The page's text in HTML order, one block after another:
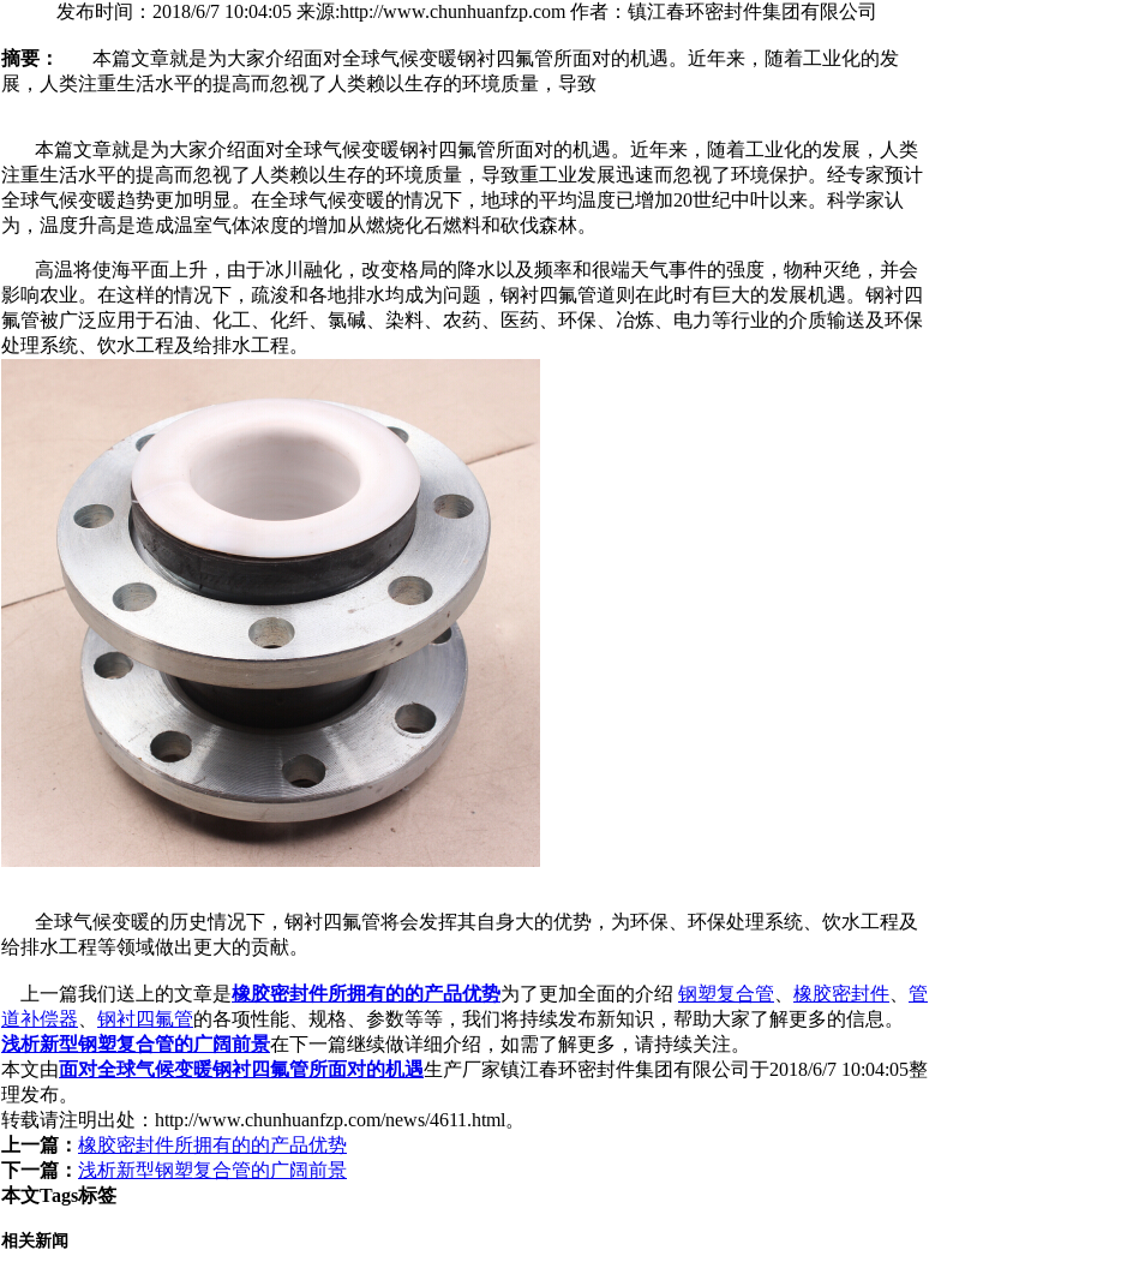
发布时间：2018/6/7 10:04:05 来源:http://www.chunhuanfzp.com 作者：镇江春环密封件集团有限公司
摘要：
本篇文章就是为大家介绍面对全球气候变暖钢衬四氟管所面对的机遇。近年来，随着工业化的发
展，人类注重生活水平的提高而忽视了人类赖以生存的环境质量，导致
本篇文章就是为大家介绍面对全球气候变暖钢衬四氟管所面对的机遇。近年来，随着工业化的发展，人类
注重生活水平的提高而忽视了人类赖以生存的环境质量，导致重工业发展迅速而忽视了环境保护。经专家预计
全球气候变暖趋势更加明显。在全球气候变暖的情况下，地球的平均温度已增加20世纪中叶以来。科学家认
为，温度升高是造成温室气体浓度的增加从燃烧化石燃料和砍伐森林。
高温将使海平面上升，由于冰川融化，改变格局的降水以及频率和很端天气事件的强度，物种灭绝，并会
影响农业。在这样的情况下，疏浚和各地排水均成为问题，钢衬四氟管道则在此时有巨大的发展机遇。钢衬四
氟管被广泛应用于石油、化工、化纤、氯碱、染料、农药、医药、环保、冶炼、电力等行业的介质输送及环保
处理系统、饮水工程及给排水工程。
全球气候变暖的历史情况下，钢衬四氟管将会发挥其自身大的优势，为环保、环保处理系统、饮水工程及
给排水工程等领域做出更大的贡献。
上一篇我们送上的文章是橡胶密封件所拥有的的产品优势为了更加全面的介绍 钢塑复合管 橡胶密封件
管
道补偿器
钢衬四氟管的各项性能、规格、参数等等，我们将持续发布新知识，帮助大家了解更多的信息。
浅析新型钢塑复合管的广阔前景在下一篇继续做详细介绍，如需了解更多，请持续关注。
本文由面对全球气候变暖钢衬四氟管所面对的机遇生产厂家镇江春环密封件集团有限公司于2018/6/7 10:04:05整
理发布。
转载请注明出处：http://www.chunhuanfzp.com/news/4611.html。
上一篇： 橡胶密封件所拥有的的产品优势
下一篇： 浅析新型钢塑复合管的广阔前景
本文Tags标签
相关新闻